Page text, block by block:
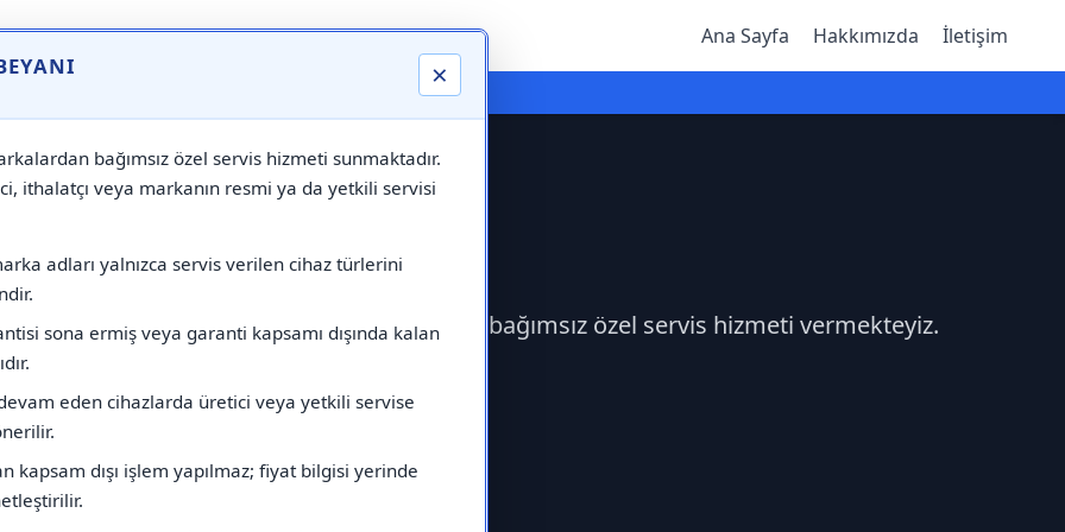
×
bağımsız özel servis hizmeti sunmaktadır.
ithalatçı veya markanın resmi ya da yetkili servisi
adları yalnızca servis verilen cihaz türlerini
sona ermiş veya garanti kapsamı dışında kalan
eden cihazlarda üretici veya yetkili servise
kapsam dışı işlem yapılmaz; fiyat bilgisi yerinde
Ana Sayfa Hakkımızda İletişim
⚠️ Markadan Bağımsız "Özel Servis" Hizmeti
Lambert Servisi çağırabilirsiniz.Markadan bağımsız özel servis hizmeti vermekteyiz.